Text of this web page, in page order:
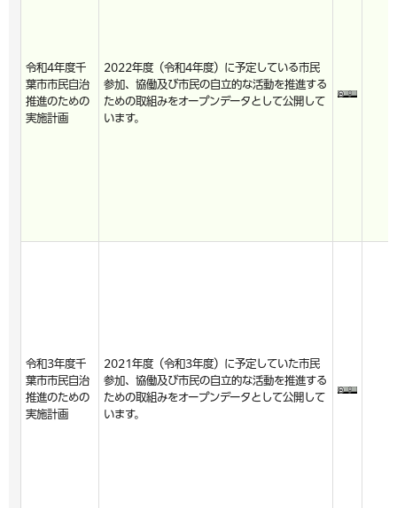
令和4年度千
葉市市民自治
推進のための
実施計画
2022年度（令和4年度）に予定している市民
参加、協働及び市民の自立的な活動を推進する
ための取組みをオープンデータとして公開して
います。
令和3年度千
葉市市民自治
推進のための
実施計画
2021年度（令和3年度）に予定していた市民
参加、協働及び市民の自立的な活動を推進する
ための取組みをオープンデータとして公開して
います。